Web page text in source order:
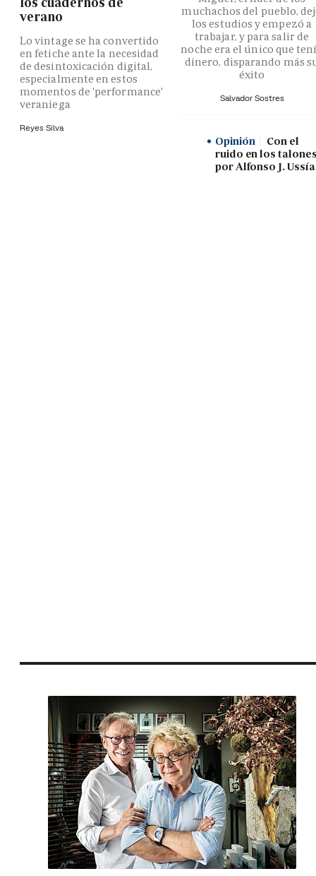
verano
Lo vintage se ha convertido
en fetiche ante la necesidad
de desintoxicación digital,
especialmente en estos
momentos de 'performance'
veraniega
Reyes Silva
muchachos del pueblo,
los estudios y empezó a
trabajar, y para salir de
noche era el único que
dinero, disparando más
éxito
Salvador Sostres
Opinión
Con el
ruido en los
por Alfonso J. Ussía